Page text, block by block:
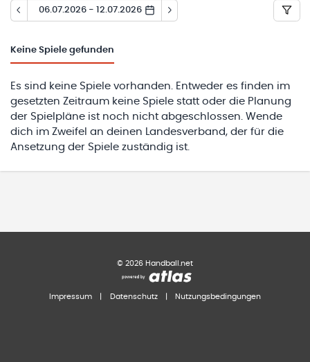
06.07.2026 - 12.07.2026
Keine Spiele gefunden
Es sind keine Spiele vorhanden. Entweder es finden im
gesetzten Zeitraum keine Spiele statt oder die Planung
der Spielpläne ist noch nicht abgeschlossen. Wende
dich im Zweifel an deinen Landesverband, der für die
Ansetzung der Spiele zuständig ist.
© 2026 Handball.net
Impressum Datenschutz Nutzungsbedingungen